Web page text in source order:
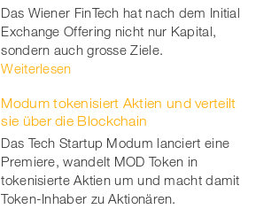
Das Wiener FinTech hat nach dem Initial
Exchange Offering nicht nur Kapital,
sondern auch grosse Ziele.
Weiterlesen
Modum tokenisiert Aktien und verteilt
sie über die Blockchain
Das Tech Startup Modum lanciert eine
Premiere, wandelt MOD Token in
tokenisierte Aktien um und macht damit
Token-Inhaber zu Aktionären.